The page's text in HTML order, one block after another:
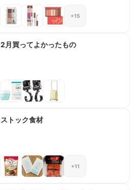
+15
2月買ってよかったもの
ストック食材
+11